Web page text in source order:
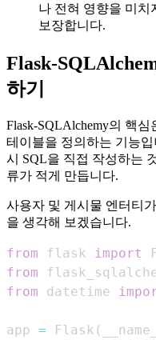
나 전혀 영향을 미치
보장합니다.
Flask-
하기
Flask-SQLAlchemy의 핵
테이블을 정의하는 기능
시 SQL을 직접 작성하는
류가 적게 만듭니다.
사용자 및 게시물 엔터티
을 생각해 보겠습니다.
from flask import
from
from datetime
app = Flask (